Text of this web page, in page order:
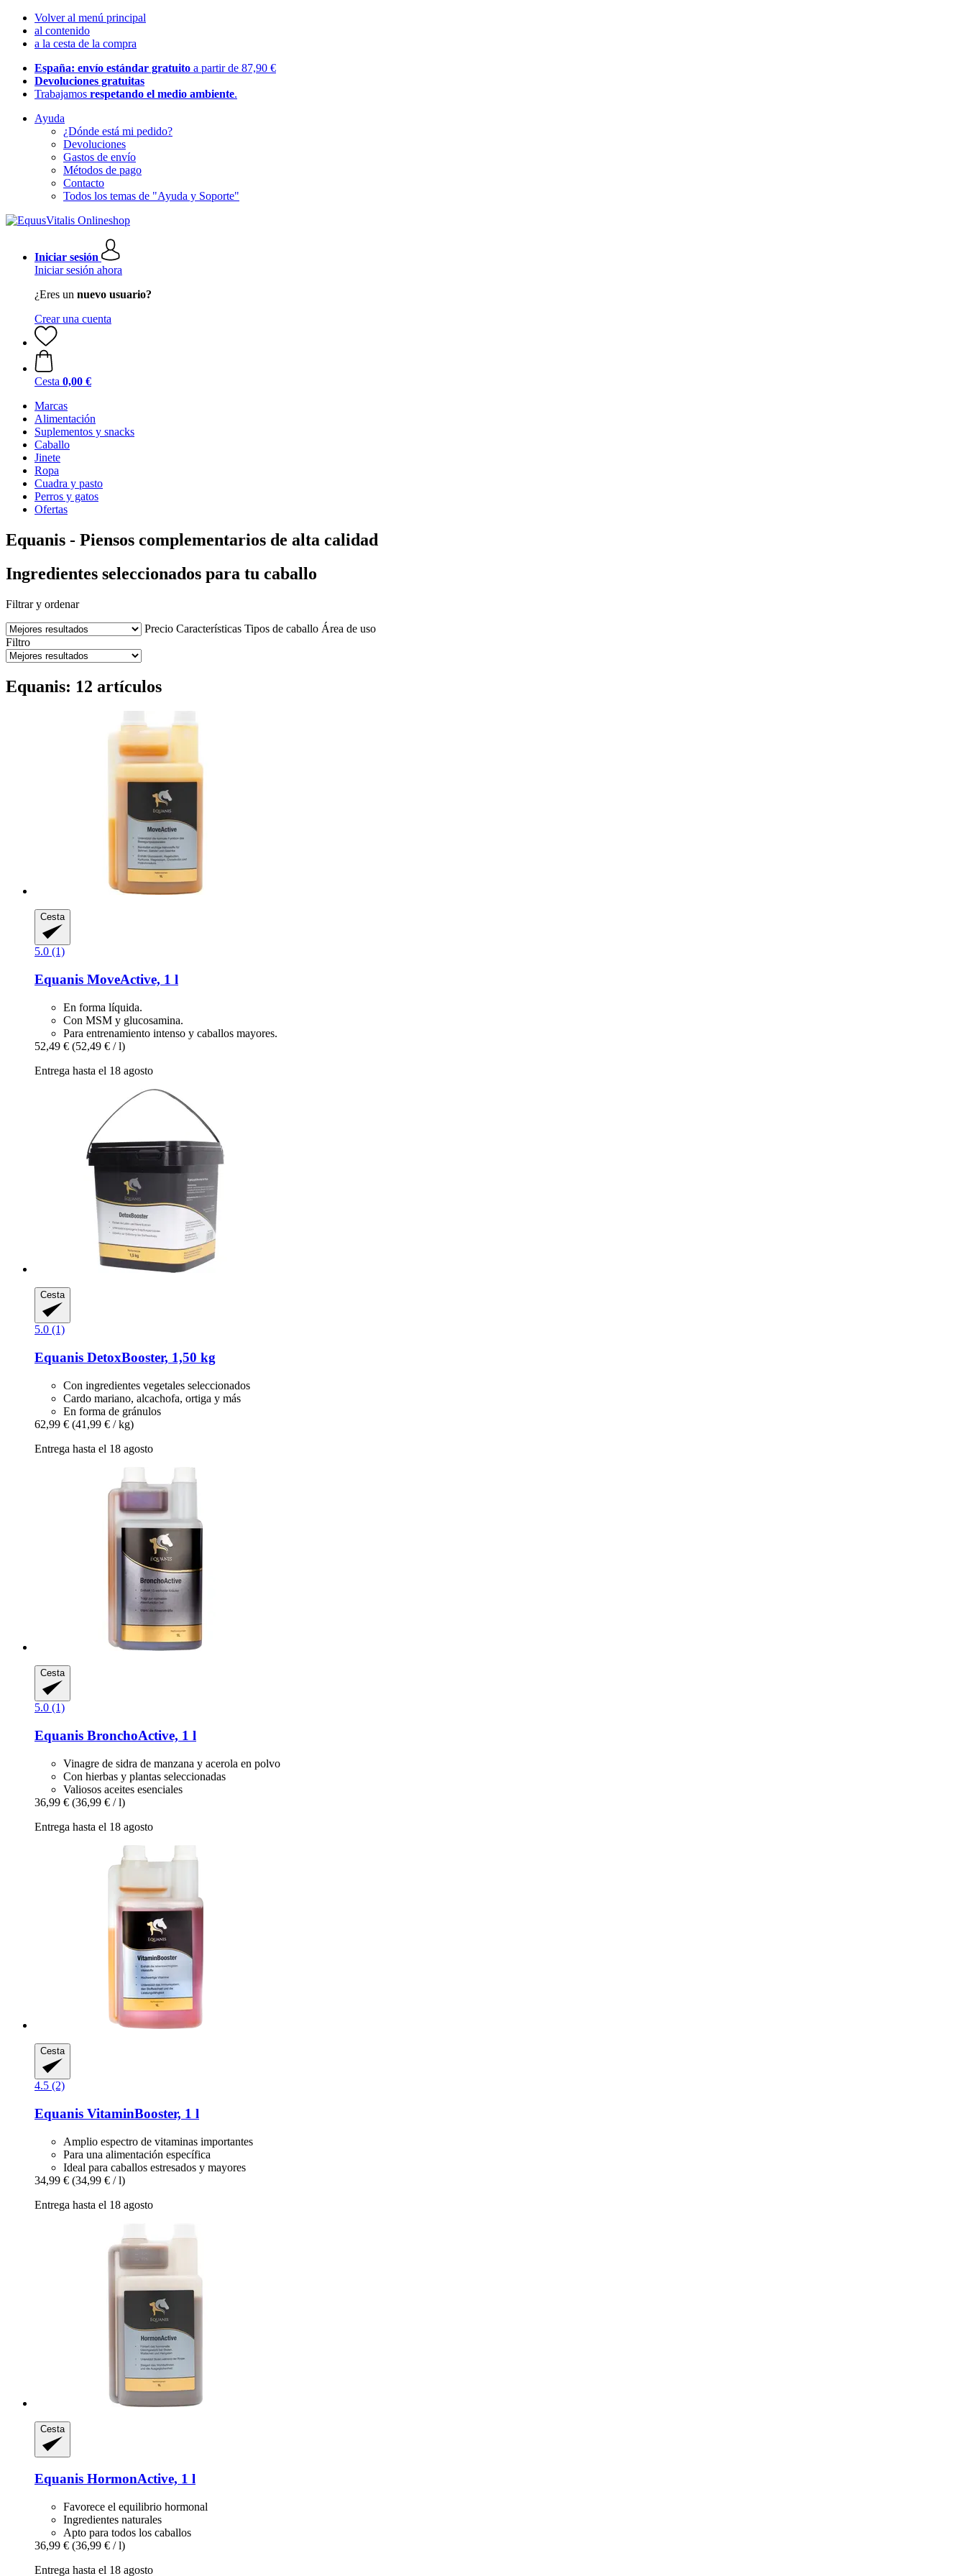
Volver al menú principal
al contenido
a la cesta de la compra
España: envío estándar gratuito a partir de 87,90 €
Devoluciones gratuitas
Trabajamos respetando el medio ambiente.
Ayuda
¿Dónde está mi pedido?
Devoluciones
Gastos de envío
Métodos de pago
Contacto
Todos los temas de "Ayuda y Soporte"
Iniciar sesión
Iniciar sesión ahora
¿Eres un nuevo usuario?
Crear una cuenta
Cesta 0,00 €
Marcas
Alimentación
Suplementos y snacks
Caballo
Jinete
Ropa
Cuadra y pasto
Perros y gatos
Ofertas
Equanis - Piensos complementarios de alta calidad
Ingredientes seleccionados para tu caballo
Filtrar y ordenar
Precio Características Tipos de caballo Área de uso
Filtro
Equanis: 12 artículos
Cesta
5.0 (1)
Equanis MoveActive, 1 l
En forma líquida.
Con MSM y glucosamina.
Para entrenamiento intenso y caballos mayores.
52,49 € (52,49 € / l)
Entrega hasta el 18 agosto
Cesta
5.0 (1)
Equanis DetoxBooster, 1,50 kg
Con ingredientes vegetales seleccionados
Cardo mariano, alcachofa, ortiga y más
En forma de gránulos
62,99 € (41,99 € / kg)
Entrega hasta el 18 agosto
Cesta
5.0 (1)
Equanis BronchoActive, 1 l
Vinagre de sidra de manzana y acerola en polvo
Con hierbas y plantas seleccionadas
Valiosos aceites esenciales
36,99 € (36,99 € / l)
Entrega hasta el 18 agosto
Cesta
4.5 (2)
Equanis VitaminBooster, 1 l
Amplio espectro de vitaminas importantes
Para una alimentación específica
Ideal para caballos estresados y mayores
34,99 € (34,99 € / l)
Entrega hasta el 18 agosto
Cesta
Equanis HormonActive, 1 l
Favorece el equilibrio hormonal
Ingredientes naturales
Apto para todos los caballos
36,99 € (36,99 € / l)
Entrega hasta el 18 agosto